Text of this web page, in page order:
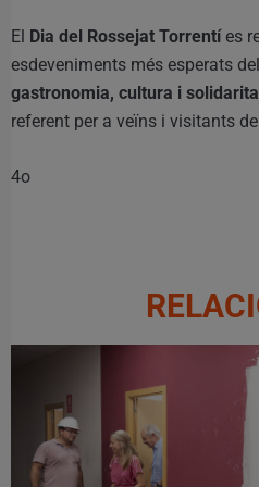
El Dia del Rossejat Torrentíes
esdeveniments més esperats
gastronomia, cultura i
referent per a veïns i visitants
4o